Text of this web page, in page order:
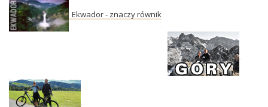
Ekwador - znaczy równik